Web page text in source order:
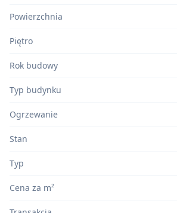
Powierzchnia
Piętro
Rok budowy
Typ budynku
Ogrzewanie
Stan
Typ
Cena za m²